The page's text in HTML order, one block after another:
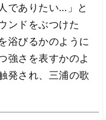
でありたい…」と
ンドをぶつけた
浴びるかのように
強さを表すかのよ
発され、三浦の歌